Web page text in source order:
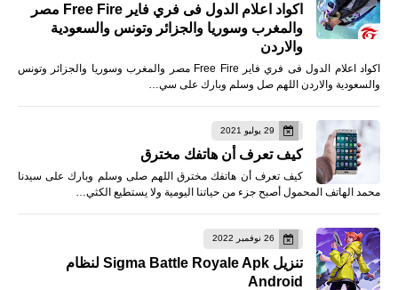
اكواد اعلام الدول فى فري فاير Free Fire مصر
والمغرب وسوريا والجزائر وتونس والسعودية
والاردن
اكواد اعلام الدول فى فري فاير Free Fire مصر والمغرب وسوريا والجزائر وتونس
والسعودية والاردن اللهم صل وسلم وبارك على سي…
29 يوليو 2021
كيف تعرف أن هاتفك مخترق
كيف تعرف أن هاتفك مخترق اللهم صلى وسلم وبارك على سيدنا
محمد الهاتف المحمول أصبح جزء من حياتنا اليومية ولا يستطيع الكثي…
26 نوفمبر 2022
تنزيل Sigma Battle Royale Apk لنظام
Android